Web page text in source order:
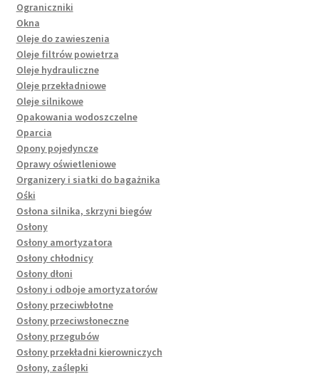
Ograniczniki
Okna
Oleje do zawieszenia
Oleje filtrów powietrza
Oleje hydrauliczne
Oleje przekładniowe
Oleje silnikowe
Opakowania wodoszczelne
Oparcia
Opony pojedyncze
Oprawy oświetleniowe
Organizery i siatki do bagażnika
Ośki
Osłona silnika, skrzyni biegów
Osłony
Osłony amortyzatora
Osłony chłodnicy
Osłony dłoni
Osłony i odboje amortyzatorów
Osłony przeciwbłotne
Osłony przeciwsłoneczne
Osłony przegubów
Osłony przekładni kierowniczych
Osłony, zaślepki